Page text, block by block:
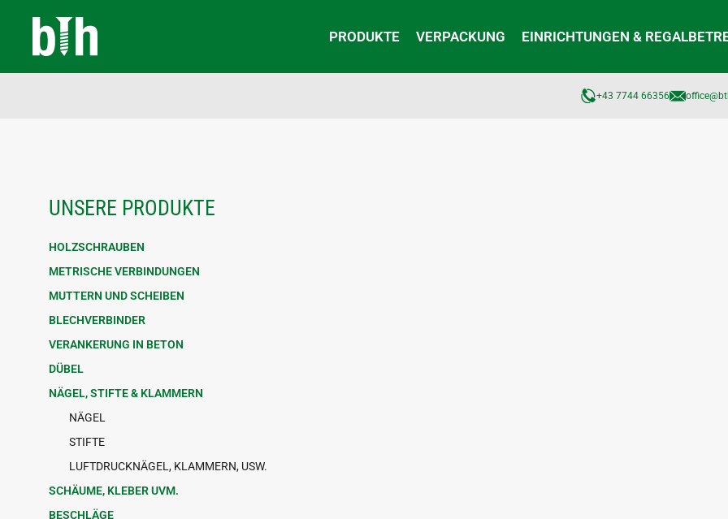
PRODUKTE VERPACKUNG EINRICHTUNGEN &
+43 7744 66356
UNSERE PRODUKTE
HOLZSCHRAUBEN
METRISCHE VERBINDUNGEN
MUTTERN UND SCHEIBEN
BLECHVERBINDER
VERANKERUNG IN BETON
DÜBEL
NÄGEL, STIFTE & KLAMMERN
NÄGEL
STIFTE
LUFTDRUCKNÄGEL, KLAMMERN, USW.
SCHÄUME, KLEBER UVM.
BESCHLÄGE